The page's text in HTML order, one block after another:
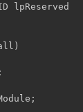
lpReserved
)
:
;